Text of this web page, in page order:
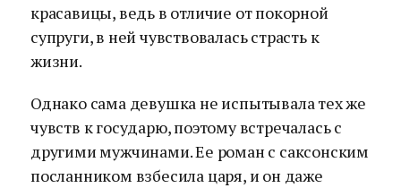
красавицы, ведь в отличие от покорной
супруги, в ней чувствовалась страсть к
жизни.
Однако сама девушка не испытывала тех же
чувств к государю, поэтому встречалась с
другими мужчинами. Ее роман с саксонским
посланником взбесила царя, и он даже